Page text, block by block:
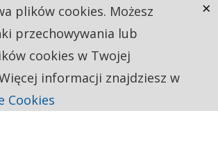
plików cookies. Możesz
przechowywania lub
cookies w Twojej
informacji znajdziesz w
Cookies
×